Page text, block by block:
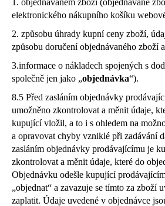
elektronického nákupního košíku
2. způsobu úhrady kupní ceny zboží,
způsobu doručení objednávaného zboží a
3.informace o nákladech spojených s
společně jen jako „objednávka“).
8.5 Před zasláním objednávky
umožněno zkontrolovat a měnit údaje,
kupující vložil, a to i s ohledem na
a opravovat chyby vzniklé při zadávání
zasláním objednávky prodávajícímu je
zkontrolovat a měnit údaje, které do
Objednávku odešle kupující
„objednat“ a zavazuje se tímto za zboží
zaplatit. Údaje uvedené v objednávce